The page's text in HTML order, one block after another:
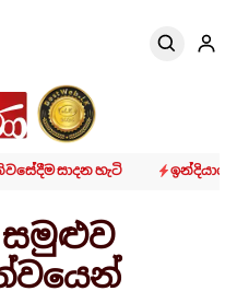
බස් රථ අනතුරකින් අට දෙනෙකු
සමුළුව